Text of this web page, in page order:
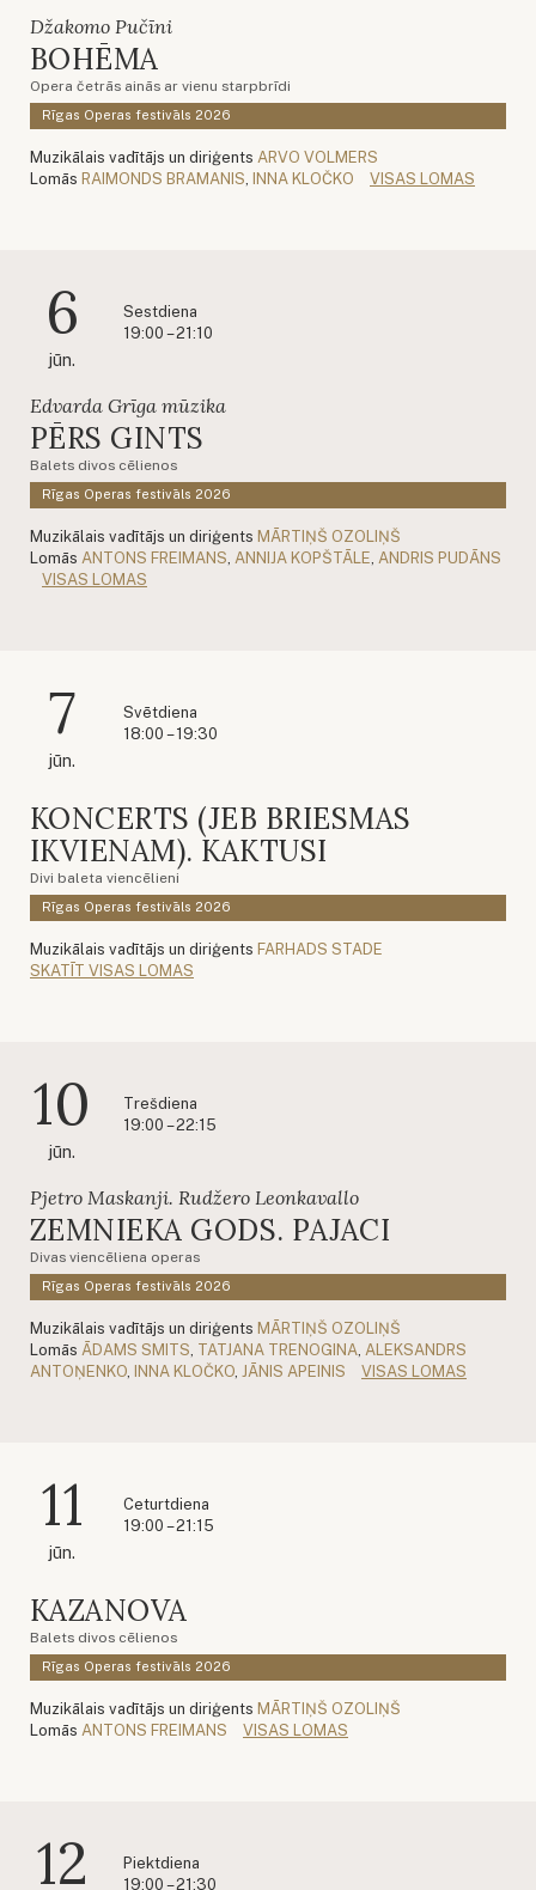
Džakomo Pučīni
BOHĒMA
Opera četrās ainās ar vienu starpbrīdi
Rīgas Operas festivāls 2026
Muzikālais vadītājs un diriģents ARVO VOLMERS
Lomās RAIMONDS BRAMANIS INNA KLOČKO VISAS LOMAS
6
jūn.
Sestdiena
19:00 – 21:10
Edvarda Grīga mūzika
PĒRS GINTS
Balets divos cēlienos
Rīgas Operas festivāls 2026
Muzikālais vadītājs un diriģents MĀRTIŅŠ OZOLIŅŠ
Lomās ANTONS FREIMANS ANNIJA KOPŠTĀLE ANDRIS PUDĀNS
VISAS LOMAS
7
jūn.
Svētdiena
18:00 – 19:30
KONCERTS (JEB BRIESMAS
IKVIENAM). KAKTUSI
Divi baleta viencēlieni
Rīgas Operas festivāls 2026
Muzikālais vadītājs un diriģents FARHADS STADE
SKATĪT VISAS LOMAS
10
jūn.
Trešdiena
19:00 – 22:15
Pjetro Maskanji. Rudžero Leonkavallo
ZEMNIEKA GODS. PAJACI
Divas viencēliena operas
Rīgas Operas festivāls 2026
Muzikālais vadītājs un diriģents MĀRTIŅŠ OZOLIŅŠ
Lomās ĀDAMS SMITS TATJANA TRENOGINA ALEKSANDRS
ANTOŅENKO INNA KLOČKO JĀNIS APEINIS VISAS LOMAS
11
jūn.
Ceturtdiena
19:00 – 21:15
KAZANOVA
Balets divos cēlienos
Rīgas Operas festivāls 2026
Muzikālais vadītājs un diriģents MĀRTIŅŠ OZOLIŅŠ
Lomās ANTONS FREIMANS VISAS LOMAS
12
Piektdiena
19:00 – 21:30